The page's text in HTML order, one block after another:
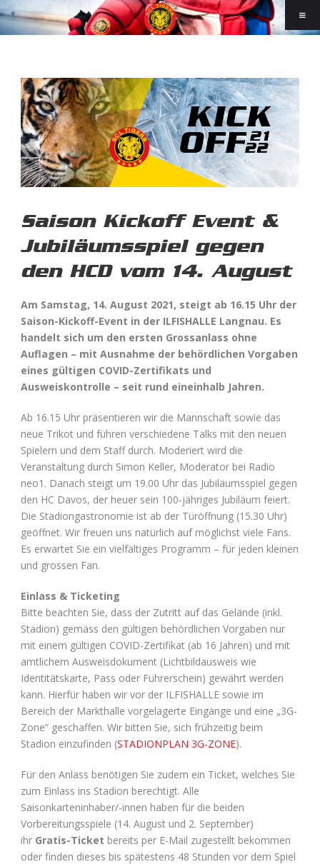
Saison Kickoff Event &
Jubiläumsspiel gegen
den HCD vom 14. August
Am Samstag, 14. August 2021, steigt ab 16.15 Uhr der
Saison-Kickoff-Event in der ILFISHALLE Langnau. Es
handelt sich um den ersten Grossanlass ohne
Auflagen – mit Ausnahme der behördlichen Vorgaben
eines gültigen COVID-Zertifikats und
Ausweiskontrolle – seit rund eineinhalb Jahren.
Ab 16.15 Uhr präsentieren wir die Mannschaft sowie das
neue Trikot und führen verschiedene Talks mit den neuen
Spielern und dem Staff durch. Moderiert wird die
Veranstaltung durch Simon Keller, Moderator bei Radio
neo1. Danach steigt um 19.00 Uhr das Jubiläumsspiel gegen
den HC Davos, der heuer sein 100-jähriges Jubiläum feiert.
Die Stadiongastronomie ist ab der Türöffnung (15.30 Uhr)
geöffnet. Wir freuen uns natürlich auf möglichst viele Fans.
Es erwartet Sie ein vielfältiges Programm – für jeden kleinen
und grossen Fan.
Einlass & Ticketing
Bitte beachten Sie, dass der Zutritt auf das Gelände (inkl.
Stadion) gemäss den gültigen behördlichen Vorgaben nur
mit einem gültigen COVID-Zertifikat (ab 16 Jahren) und mit
amtlichem Ausweisdokument (Lichtbildausweis wie
Identitätskarte, Pass oder Führerschein) gewährt werden
kann. Hierfür haben wir vor der ILFISHALLE sowie im
Bereich der Markthalle vorgelagerte Eingänge und eine „3G-
Zone“ geschaffen. Wir bitten Sie, sich frühzeitig beim
Stadion einzufinden (STADIONPLAN 3G-ZONE).
Für den Anlass benötigen Sie zudem ein Ticket, welches Sie
zum Einlass ins Stadion berechtigt. Alle
Saisonkarteninhaber/-innen haben für die beiden
Vorbereitungsspiele (14. August und 2. September)
ihr Gratis-Ticket bereits per E-Mail zugestellt bekommen
oder finden dieses bis spätestens 48 Stunden vor dem Spiel